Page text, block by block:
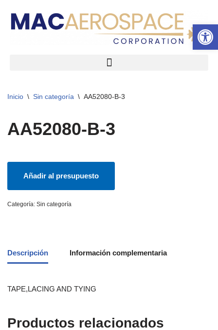
Abrir
Inicio \ Sin categoría \ AA52080-B-3
AA52080-B-3
Añadir al presupuesto
Categoría: Sin categoría
Descripción Información complementaria
TAPE,LACING AND TYING
Productos relacionados